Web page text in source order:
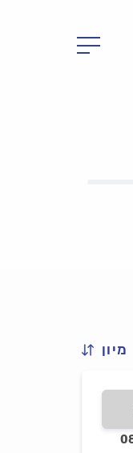
מיון